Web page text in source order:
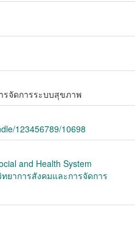
รจัดการระบบสุขภาพ
123456789/10698
and Health System
ยาการสังคมและการจัดการ